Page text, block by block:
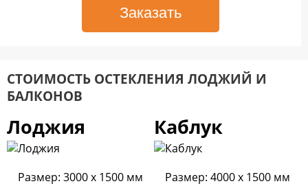
СТОИМОСТЬ ОСТЕКЛЕНИЯ ЛОДЖИЙ И
БАЛКОНОВ
Лоджия
Размер: 3000 x 1500 мм
Каблук
Размер: 4000 x 1500 мм